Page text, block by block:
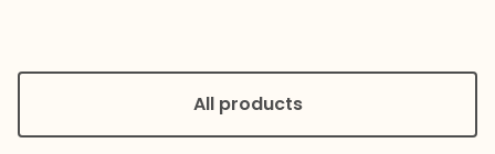
All products